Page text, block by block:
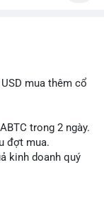
mua thêm cổ
trong 2 ngày.
đợt mua.
kinh doanh quý